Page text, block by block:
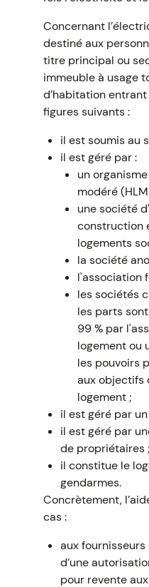
Concernant
destiné aux
titre principal ou
immeuble à usage
d’habitation
figures suivants :
il est soumis au
il est géré par :
un
modéré
une société
construction
logements
la société
l'association
les sociétés
les parts
99 % par
logement ou
les pouvoirs
aux objectifs
logement ;
il est géré par
il est géré par
de propriétaires ;
il constitue le
gendarmes.
Concrètement,
cas :
aux
d’une
pour revente